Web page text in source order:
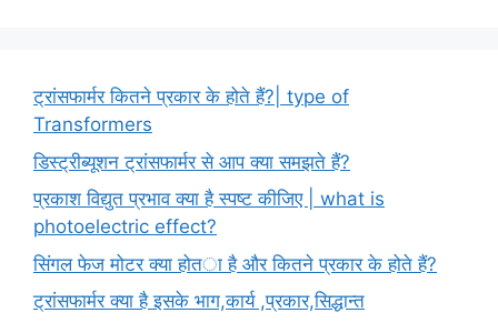
ट्रांसफार्मर कितने प्रकार के होते हैं?| type of
Transformers
डिस्ट्रीब्यूशन ट्रांसफार्मर से आप क्या समझते हैं?
प्रकाश विद्युत प्रभाव क्या है स्पष्ट कीजिए | what is
photoelectric effect?
सिंगल फेज मोटर क्या होता है और कितने प्रकार के होते हैं?
ट्रांसफार्मर क्या है इसके भाग,कार्य ,प्रकार,सिद्धान्त